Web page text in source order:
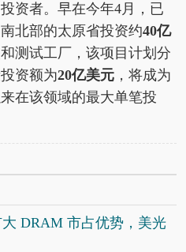
资者。早在今年4月，已
北部的太原省投资约40亿
测试工厂，该项目计划分
资额为20亿美元 ，将成为
在该领域的最大单笔投
DRAM 市占优势，美光